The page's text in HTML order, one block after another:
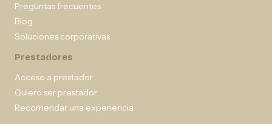
Preguntas frecuentes
Blog
Soluciones corporativas
Prestadores
Acceso a prestador
Quiero ser prestador
Recomendar una experiencia